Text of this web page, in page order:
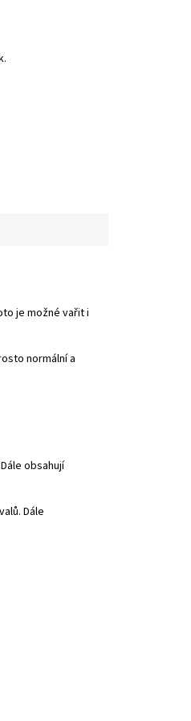
je možné vařit i
normální a
obsahují
Dále